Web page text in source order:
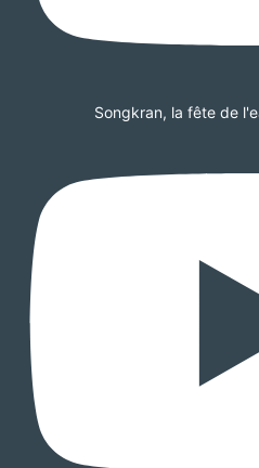
Songkran, la fête de